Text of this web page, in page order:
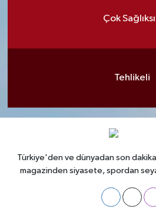
Çok
Tehlikeli
Türkiye'den ve dünyadan son
magazinden siyasete, spordan